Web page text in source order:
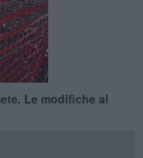
Le modifiche al